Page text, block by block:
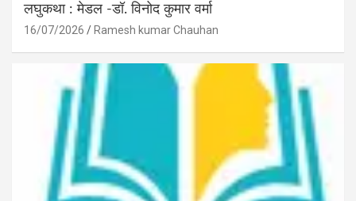
लघुकथा : मेडल -डॉ. विनोद कुमार वर्मा
16/07/2026 Ramesh kumar Chauhan